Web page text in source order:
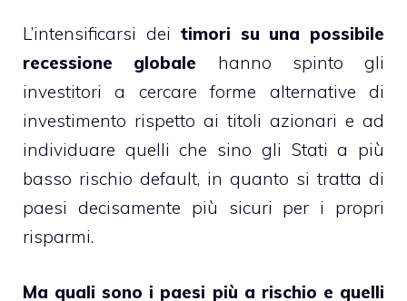
L’intensificarsi dei timori su una possibile
recessione globale hanno spinto gli
investitori a cercare forme alternative di
investimento rispetto ai titoli azionari e ad
individuare quelli che sino gli Stati a più
basso rischio default, in quanto si tratta di
paesi decisamente più sicuri per i propri
risparmi.
Ma quali sono i paesi più a rischio e quelli